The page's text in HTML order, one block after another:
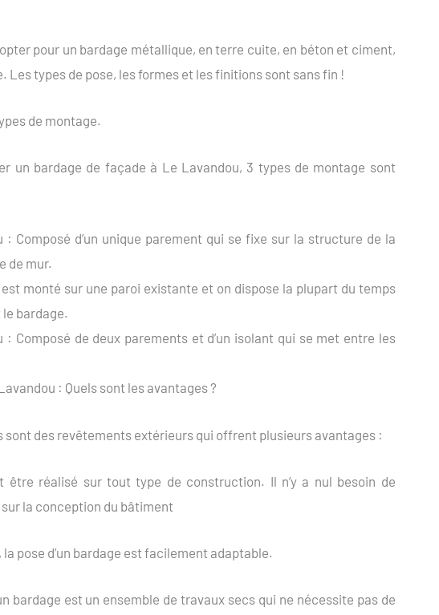
pour un bardage métallique, en terre cuite, en béton et ciment,
Les types de pose, les formes et les finitions sont sans fin !
de montage.
un bardage de façade à Le Lavandou, 3 types de montage sont
: Composé d’un unique parement qui se fixe sur la structure de la
de mur.
monté sur une paroi existante et on dispose la plupart du temps
bardage.
: Composé de deux parements et d’un isolant qui se met entre les
: Quels sont les avantages ?
sont des revêtements extérieurs qui offrent plusieurs avantages :
être réalisé sur tout type de construction. Il n’y a nul besoin de
la conception du bâtiment
la pose d’un bardage est facilement adaptable.
bardage est un ensemble de travaux secs qui ne nécessite pas de